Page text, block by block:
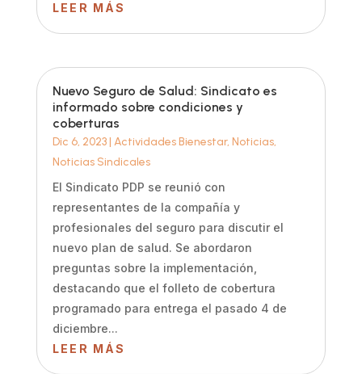
LEER MÁS
Nuevo Seguro de Salud: Sindicato es
informado sobre condiciones y
coberturas
Dic 6, 2023| Actividades Bienestar, Noticias,
Noticias Sindicales
El Sindicato PDP se reunió con
representantes de la compañía y
profesionales del seguro para discutir el
nuevo plan de salud. Se abordaron
preguntas sobre la implementación,
destacando que el folleto de cobertura
programado para entrega el pasado 4 de
diciembre...
LEER MÁS